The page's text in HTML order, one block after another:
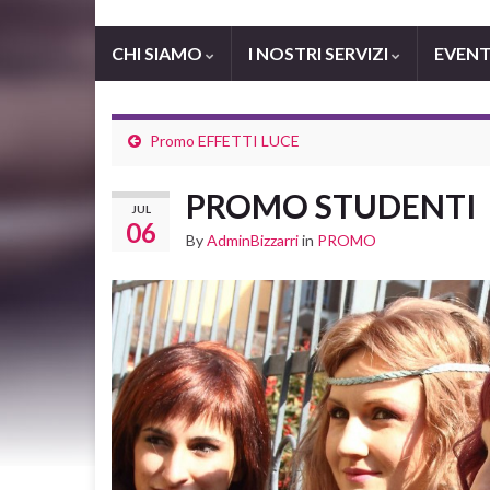
CHI SIAMO I NOSTRI SERVIZI
Promo EFFETTI LUCE
JUL
06
PROMO STUDENTI
ByAdminBizzarriin PROMO